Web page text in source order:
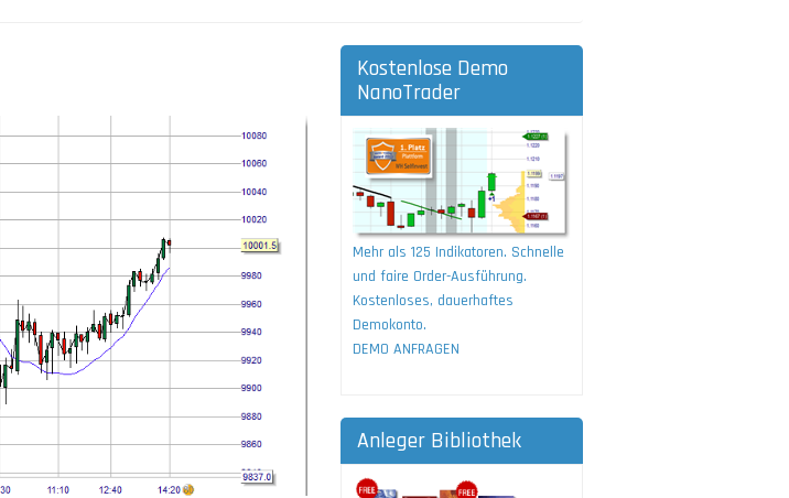
Kostenlose Demo
NanoTrader
Mehr als 125 Indikatoren. Schnelle
und faire Order-Ausführung.
Kostenloses, dauerhaftes
Demokonto.
DEMO ANFRAGEN
Anleger Bibliothek